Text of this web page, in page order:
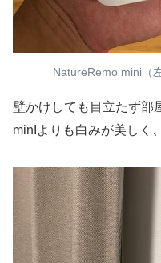
NatureRemo mini（
壁かけしても目立たず部
minIよりも白みが美しく